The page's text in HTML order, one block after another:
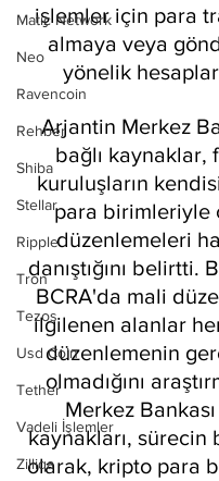
Matic Network
Neo
Ravencoin
Rehber
Shiba
Stellar
Ripple
Tron
Tezos
Usd Coin
Tether
Vadeli İşlemler
Zilliqa
işlemler için para
almaya veya
yönelik
Arjantin Merkez
bağlı kaynaklar,
kuruluşların
para birimleriyle
düzenlemeleri
danıştığını belirtti.
BCRA'da mali
ilgilenen alanlar
düzenlemenin
olmadığını
Merkez
kaynakları, sürecin
olarak, kripto para